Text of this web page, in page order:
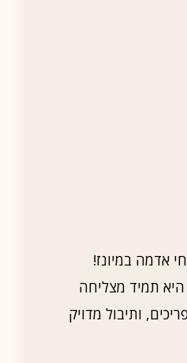
אדמה במיונז!
תמיד מצליחה
ותיבול מדויק